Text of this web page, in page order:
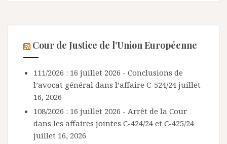
Cour de Justice de l’Union Européenne
111/2026 : 16 juillet 2026 - Conclusions de
l’avocat général dans l’affaire C-524/24 juillet
16, 2026
108/2026 : 16 juillet 2026 - Arrêt de la Cour
dans les affaires jointes C-424/24 et C-425/24
juillet 16, 2026